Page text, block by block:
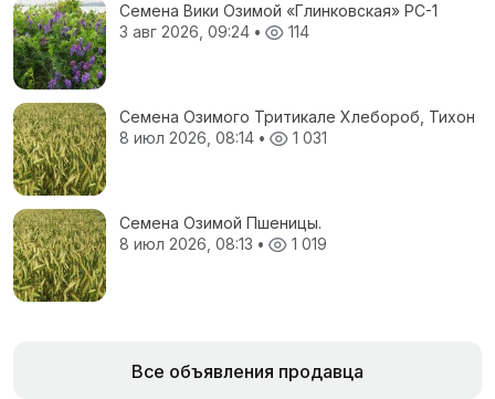
Семена Вики Озимой «Глинковская» РС-1
3 авг 2026, 09:24 • 114
Семена Озимого Тритикале Хлебороб, Тихон
8 июл 2026, 08:14 • 1 031
Семена Озимой Пшеницы.
8 июл 2026, 08:13 • 1 019
Все объявления продавца